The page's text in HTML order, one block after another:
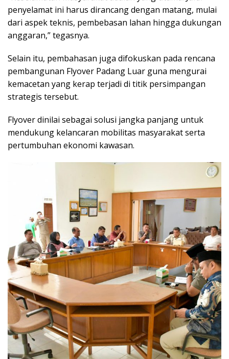
penyelamat ini harus dirancang dengan matang, mulai
dari aspek teknis, pembebasan lahan hingga dukungan
anggaran,” tegasnya.
Selain itu, pembahasan juga difokuskan pada rencana
pembangunan Flyover Padang Luar guna mengurai
kemacetan yang kerap terjadi di titik persimpangan
strategis tersebut.
Flyover dinilai sebagai solusi jangka panjang untuk
mendukung kelancaran mobilitas masyarakat serta
pertumbuhan ekonomi kawasan.